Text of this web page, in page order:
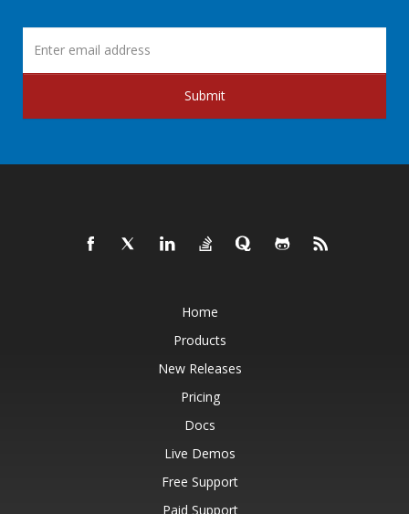
Submit
Home
Products
New Releases
Pricing
Docs
Live Demos
Free Support
Paid Support